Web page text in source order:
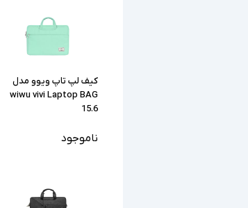
کیف لپ تاپ ویوو مدل
wiwu vivi Laptop BAG
15.6
ناموجود